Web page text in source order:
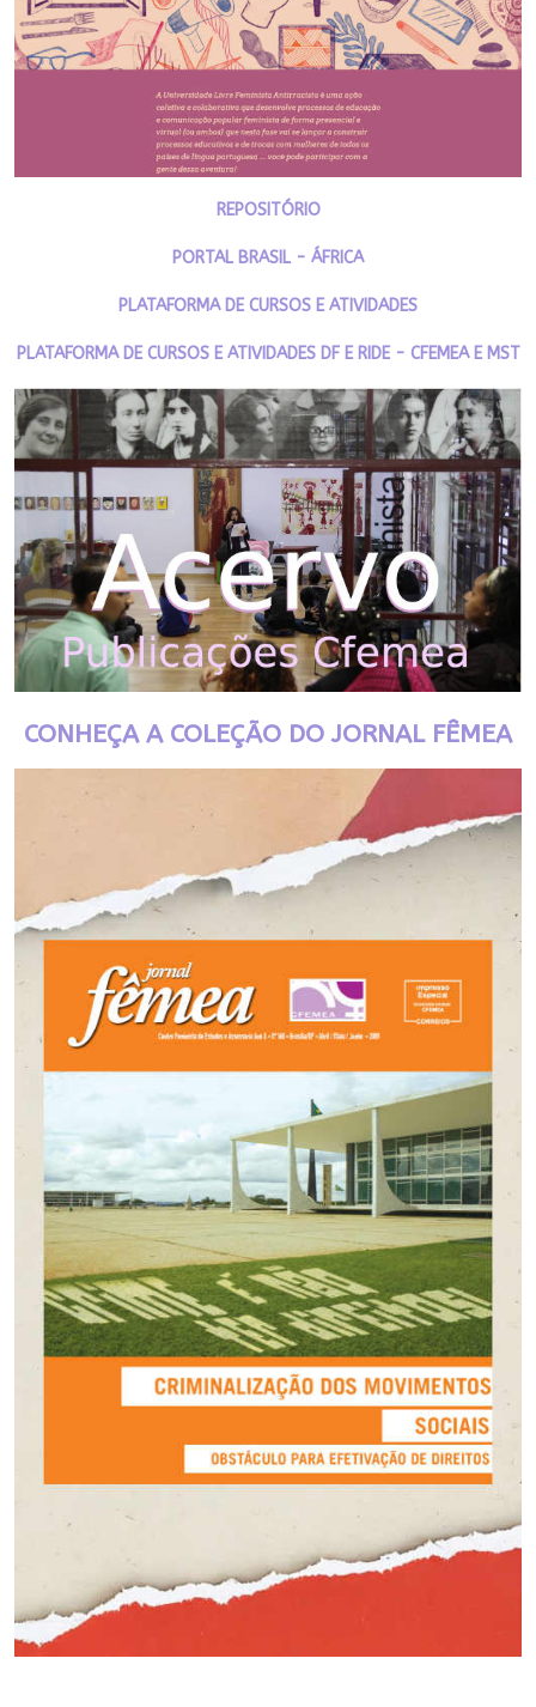
REPOSITÓRIO
PORTAL BRASIL - ÁFRICA
PLATAFORMA DE CURSOS E ATIVIDADES
PLATAFORMA DE CURSOS E ATIVIDADES DF E RIDE - CFEMEA E MST
CONHEÇA A COLEÇÃO DO JORNAL FÊMEA